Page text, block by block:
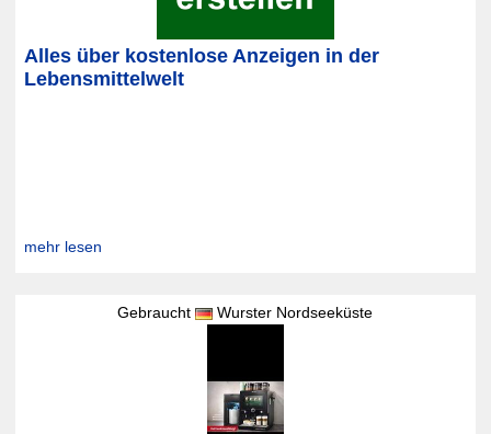
Alles über kostenlose Anzeigen in der
Lebensmittelwelt
mehr lesen
Gebraucht Wurster Nordseeküste